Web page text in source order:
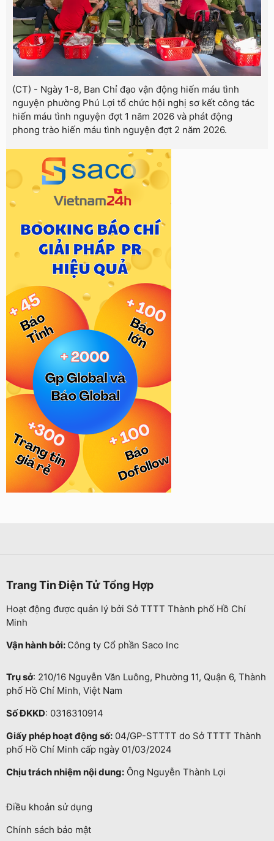
(CT) - Ngày 1-8, Ban Chỉ đạo vận động hiến máu tình
nguyện phường Phú Lợi tổ chức hội nghị sơ kết công tác
hiến máu tình nguyện đợt 1 năm 2026 và phát động
phong trào hiến máu tình nguyện đợt 2 năm 2026.
Trang Tin Điện Tử Tổng Hợp
Hoạt động được quản lý bởi Sở TTTT Thành phố Hồ Chí
Minh
Vận hành bởi: Công ty Cổ phần Saco Inc
Trụ sở: 210/16 Nguyễn Văn Luông, Phường 11, Quận 6, Thành
phố Hồ Chí Minh, Việt Nam
Số ĐKKD: 0316310914
Giấy phép hoạt động số: 04/GP-STTTT do Sở TTTT Thành
phố Hồ Chí Minh cấp ngày 01/03/2024
Chịu trách nhiệm nội dung: Ông Nguyễn Thành Lợi
Điều khoản sử dụng
Chính sách bảo mật